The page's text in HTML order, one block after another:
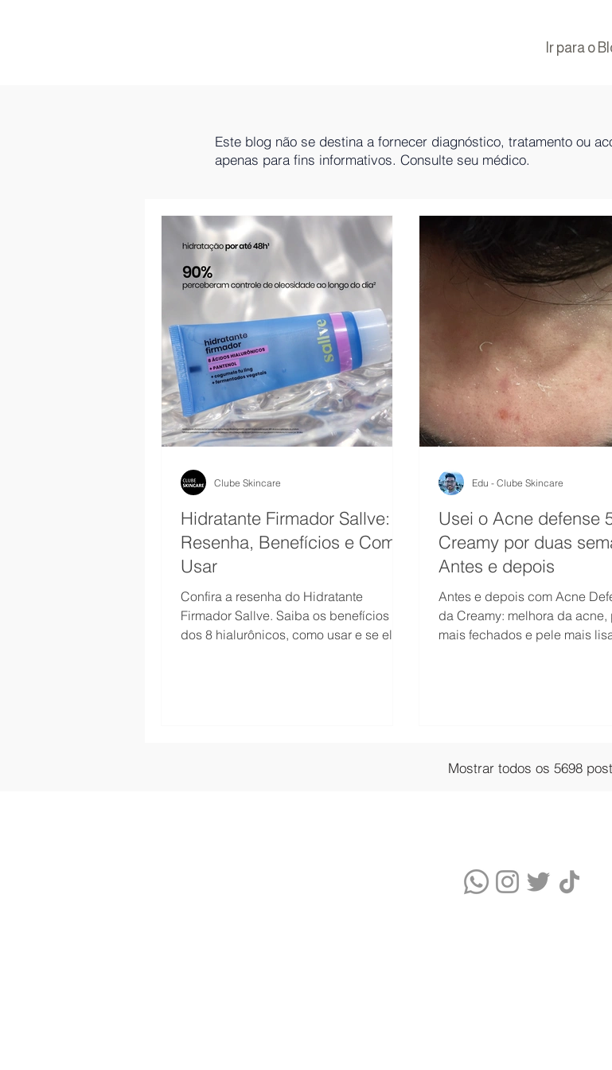
Ir para o
Este blog não se destina a fornecer diagnóstico, tratamento ou
apenas para fins informativos. Consulte seu médico.
Hidratante Firmador Sallve:
Resenha, Benefícios e Como
Usar
Confira a resenha do Hidratante
Firmador Sallve. Saiba os benefícios
dos 8 hialurônicos, como usar e se ele
Clube Skincare
Usei o Acne defense
Creamy por duas
Antes e depois
Antes e depois com Acne
da Creamy: melhora da acne,
mais fechados e pele mais
Edu - Clube Skincare
Mostrar todos os 5698